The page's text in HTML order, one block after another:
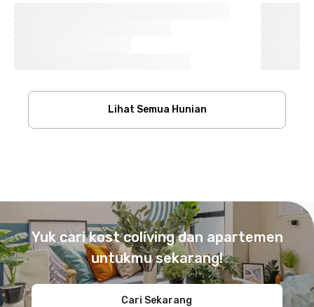
Lihat Semua Hunian
Yuk cari kost coliving dan apartemen
untukmu sekarang!
Cari Sekarang